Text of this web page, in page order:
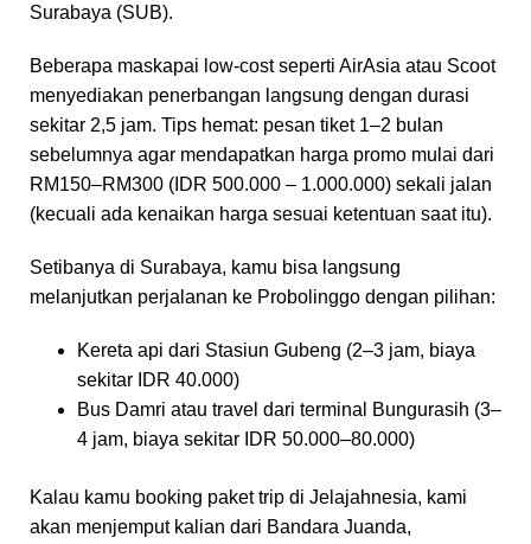
Surabaya (SUB).
Beberapa maskapai low-cost seperti AirAsia atau Scoot
menyediakan penerbangan langsung dengan durasi
sekitar 2,5 jam. Tips hemat: pesan tiket 1–2 bulan
sebelumnya agar mendapatkan harga promo mulai dari
RM150–RM300 (IDR 500.000 – 1.000.000) sekali jalan
(kecuali ada kenaikan harga sesuai ketentuan saat itu).
Setibanya di Surabaya, kamu bisa langsung
melanjutkan perjalanan ke Probolinggo dengan pilihan:
Kereta api dari Stasiun Gubeng (2–3 jam, biaya
sekitar IDR 40.000)
Bus Damri atau travel dari terminal Bungurasih (3–
4 jam, biaya sekitar IDR 50.000–80.000)
Kalau kamu booking paket trip di Jelajahnesia, kami
akan menjemput kalian dari Bandara Juanda,